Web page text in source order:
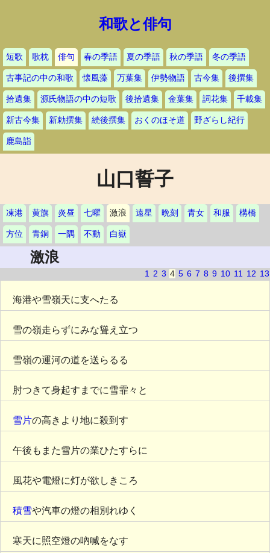
和歌と俳句
短歌 歌枕 俳句 春の季語 夏の季語 秋の季語 冬の季語
古事記の中の和歌 懐風藻 万葉集 伊勢物語 古今集 後撰集
拾遺集 源氏物語の中の短歌 後拾遺集 金葉集 詞花集 千載集
新古今集 新勅撰集 続後撰集 おくのほそ道 野ざらし紀行
鹿島詣
山口誓子
凍港 黄旗 炎昼 七曜 激浪 遠星 晩刻 青女 和服 構橋
方位 青銅 一隅 不動 白嶽
激浪
1 2 3 4 5 6 7 8 9 10 11 12 13
海港や雪嶺天に支へたる
雪の嶺走らずにみな聳え立つ
雪嶺の運河の道を送らるる
肘つきて身起すまでに雪霏々と
雪片の高きより地に殺到す
午後もまた雪片の業ひたすらに
風花や電燈に灯が欲しきころ
積雪や汽車の燈の相別れゆく
寒天に照空燈の吶喊をなす